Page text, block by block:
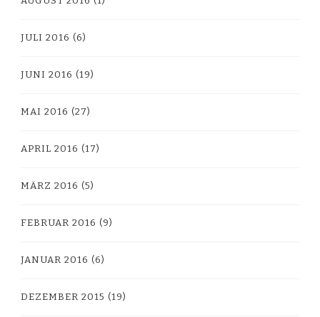
JULI 2016 (6)
JUNI 2016 (19)
MAI 2016 (27)
APRIL 2016 (17)
MÄRZ 2016 (5)
FEBRUAR 2016 (9)
JANUAR 2016 (6)
DEZEMBER 2015 (19)